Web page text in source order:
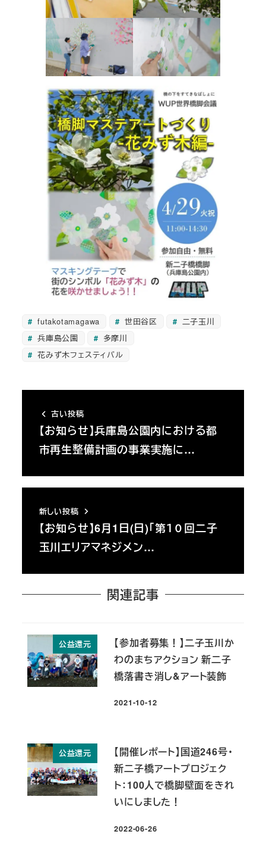
futakotamagawa 世田谷区
二子玉川
兵庫島公園
多摩川
花みず木フェスティバル
古い投稿
【お知らせ】兵庫島公園内における都
市再生整備計画の事業実施に…
新しい投稿
【お知らせ】6月1日(日)「第１０回二子
玉川エリアマネジメン…
関連記事
公益還元
【参加者募集！】二子玉川か
わのまちアクション 新二子
橋落書き消し&アート装飾
投稿日
2021-10-12
公益還元
【開催レポート】国道246号・
新二子橋アートプロジェク
ト：100人で橋脚壁面をきれ
いにしました！
投稿日
2022-06-26